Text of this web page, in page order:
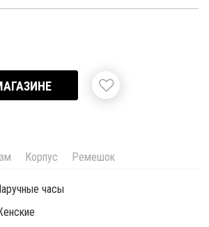
Корпус Ремешок
часы